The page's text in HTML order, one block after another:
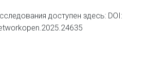
доступен здесь: DOI: